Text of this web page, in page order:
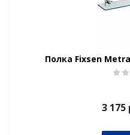
Полка Fixsen
3 175